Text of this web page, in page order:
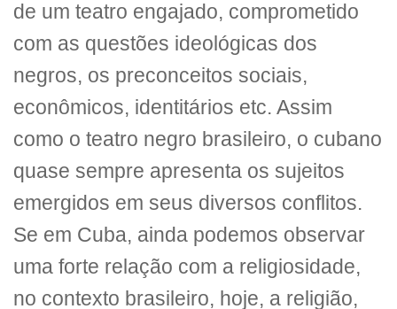
de um teatro engajado, comprometido
com as questões ideológicas dos
negros, os preconceitos sociais,
econômicos, identitários etc. Assim
como o teatro negro brasileiro, o cubano
quase sempre apresenta os sujeitos
emergidos em seus diversos conflitos.
Se em Cuba, ainda podemos observar
uma forte relação com a religiosidade,
no contexto brasileiro, hoje, a religião,